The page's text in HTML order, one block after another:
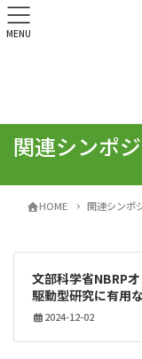
関連シンポ
HOME 関連シンポ
文部科学省NBRP
駆動型研究に有用
2024-12-02
MENU